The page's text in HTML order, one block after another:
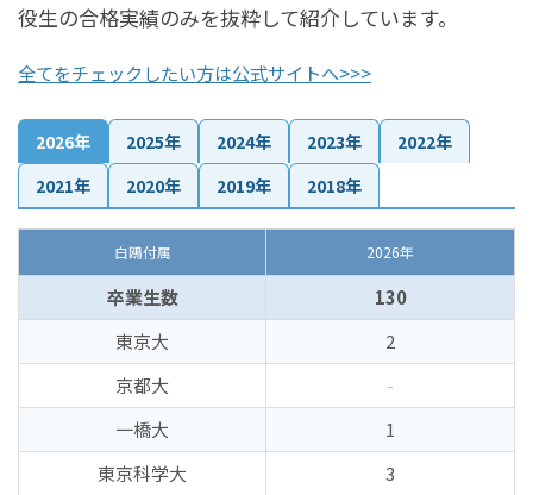
役生の合格実績のみを抜粋して紹介しています。
全てをチェックしたい方は公式サイトへ>>>
2026年 2025年 2024年 2023年
2022年
2021年
2020年 2019年 2018年
白鴎付属 2026年
卒業生数
130
東京大
2
京都大
-
一橋大
1
東京科学大
3